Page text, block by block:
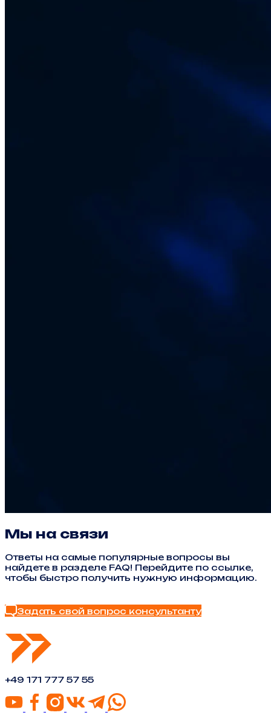
Мы на связи
Ответы на самые популярные вопросы вы
найдете в разделе FAQ! Перейдите по ссылке,
чтобы быстро получить нужную информацию.
Задать свой вопрос консультанту
+49 171 777 57 55